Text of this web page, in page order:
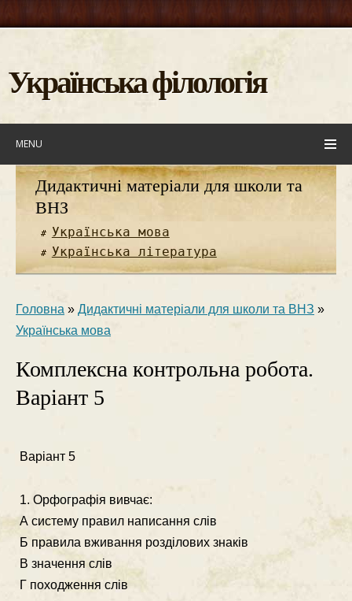
Українська філологія
MENU
Дидактичні матеріали для школи та
ВНЗ
Українська мова
Українська література
Головна » Дидактичні матеріали для школи та ВНЗ »
Українська мова
Комплексна контрольна робота.
Варіант 5
Варіант 5
1. Орфографія вивчає:
А систему правил написання слів
Б правила вживання розділових знаків
В значення слів
Г походження слів